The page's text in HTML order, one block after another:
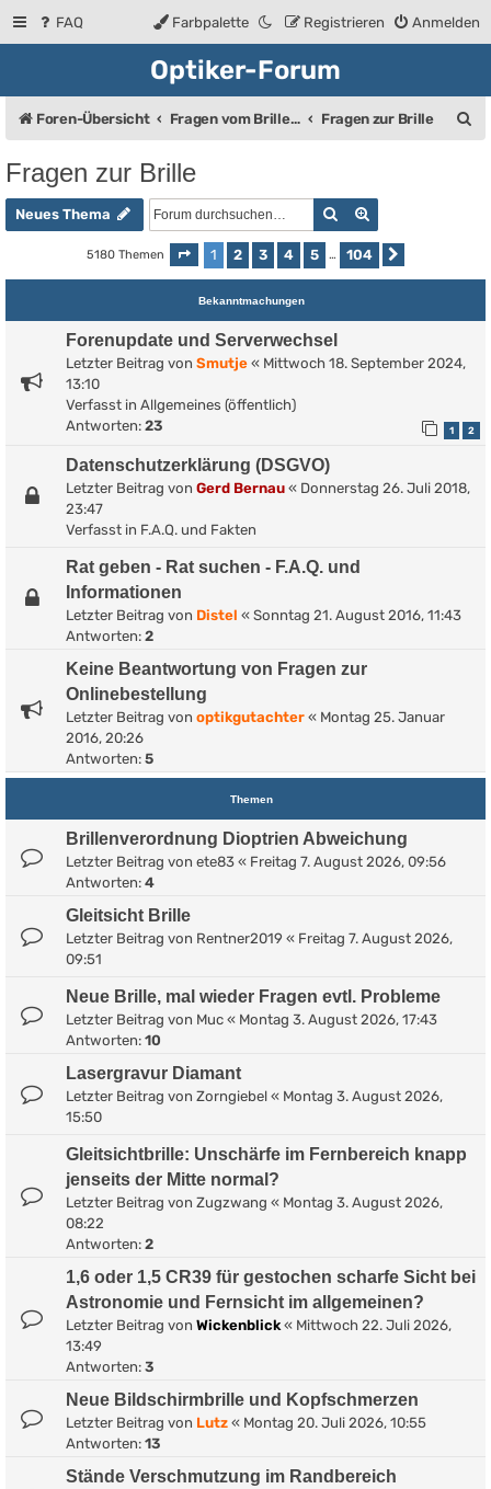
FAQ Anmelden
Registrieren
Farbpalette
Optiker-Forum
Foren-Übersicht Fragen vom Brillenträger an den Augenoptiker Fragen zur Brille
Fragen zur Brille
Neues Thema Suche
5180 Themen Seite 1von 104
1 2 3 4 5 … 104
Bekanntmachungen
Forenupdate und Serverwechsel
Letzter Beitrag von Smutje « Mittwoch 18. September 2024,
13:10
Verfasst in Allgemeines (öffentlich)
Antworten: 23 1 2
Datenschutzerklärung (DSGVO)
Letzter Beitrag von Gerd Bernau « Donnerstag 26. Juli 2018,
23:47
Verfasst in F.A.Q. und Fakten
Rat geben - Rat suchen - F.A.Q. und
Informationen
Letzter Beitrag von Distel « Sonntag 21. August 2016, 11:43
Antworten: 2
Keine Beantwortung von Fragen zur
Onlinebestellung
Letzter Beitrag von optikgutachter « Montag 25. Januar
2016, 20:26
Antworten: 5
Themen
Brillenverordnung Dioptrien Abweichung
Letzter Beitrag von ete83 « Freitag 7. August 2026, 09:56
Antworten: 4
Gleitsicht Brille
Letzter Beitrag von Rentner2019 « Freitag 7. August 2026,
09:51
Neue Brille, mal wieder Fragen evtl. Probleme
Letzter Beitrag von Muc « Montag 3. August 2026, 17:43
Antworten: 10
Lasergravur Diamant
Letzter Beitrag von Zorngiebel « Montag 3. August 2026,
15:50
Gleitsichtbrille: Unschärfe im Fernbereich knapp
jenseits der Mitte normal?
Letzter Beitrag von Zugzwang « Montag 3. August 2026,
08:22
Antworten: 2
1,6 oder 1,5 CR39 für gestochen scharfe Sicht bei
Astronomie und Fernsicht im allgemeinen?
Letzter Beitrag von Wickenblick « Mittwoch 22. Juli 2026,
13:49
Antworten: 3
Neue Bildschirmbrille und Kopfschmerzen
Letzter Beitrag von Lutz « Montag 20. Juli 2026, 10:55
Antworten: 13
Stände Verschmutzung im Randbereich